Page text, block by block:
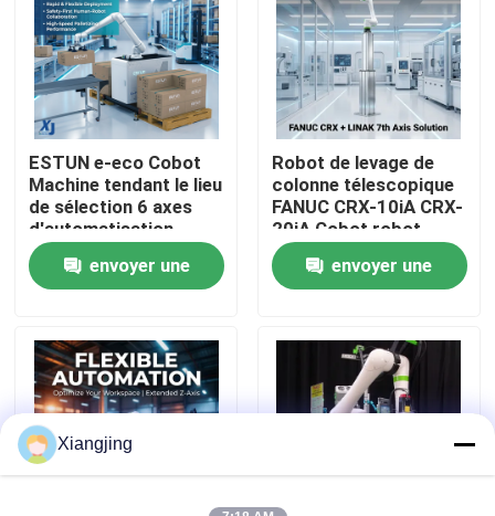
Vidéos
À propos de nous
Visite de l'usine
Contrôle de la qualité
Nous contacter
Blog
Demandez un devis
bras de robot industriel
ESTUN e-eco Cobot
Machine tendant le lieu
de sélection 6 axes
d'automatisation
industrielle robot
collaboratif de
manutention de
envoyer une
Robot de levage de
colonne télescopique
FANUC CRX-10iA CRX-
20iA Cobot robot
collaboratif de
manutention de
palettes
envoyer une
Xiangjing